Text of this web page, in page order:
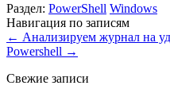
Раздел: PowerShell Windows
Навигация по записям
← Анализируем журнал на
Powershell →
Свежие записи